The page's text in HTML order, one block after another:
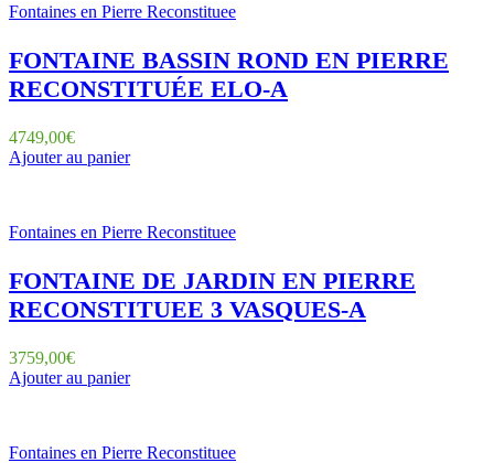
Fontaines en Pierre Reconstituee
FONTAINE BASSIN ROND EN PIERRE
RECONSTITUÉE ELO-A
4749,00€
Ajouter au panier
Fontaines en Pierre Reconstituee
FONTAINE DE JARDIN EN PIERRE
RECONSTITUEE 3 VASQUES-A
3759,00€
Ajouter au panier
Fontaines en Pierre Reconstituee